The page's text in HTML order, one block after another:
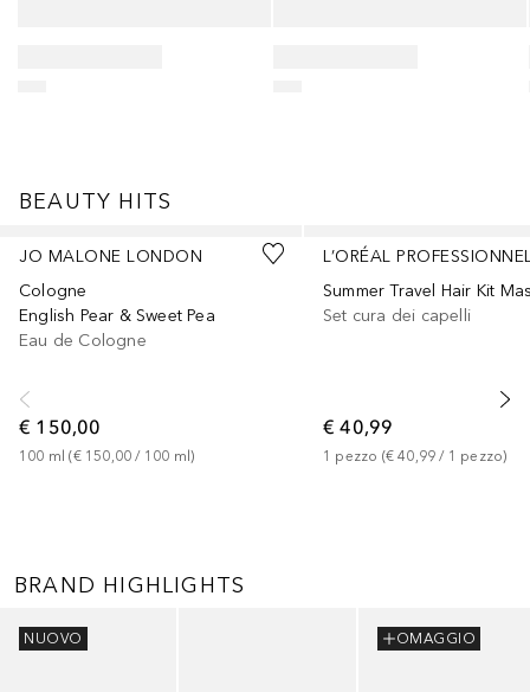
BEAUTY HITS
JO MALONE LONDON
Cologne
English Pear & Sweet Pea
Eau de Cologne
€ 150,00
100 ml (€ 150,00 / 100 ml)
L’ORÉAL
Set cura dei capelli
€ 40,99
1 pezzo (€ 40,99 / 1 pezzo)
BRAND HIGHLIGHTS
NUOVO OMAGGIO